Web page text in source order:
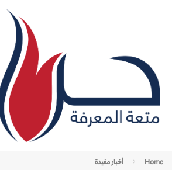
Home أخبار مفيدة